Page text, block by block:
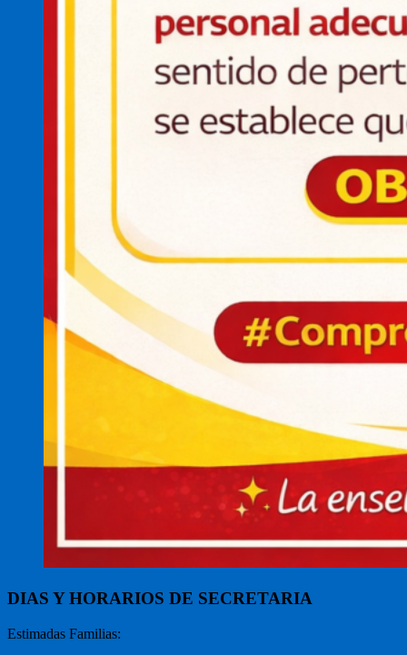
DIAS Y HORARIOS DE SECRETARIA
Estimadas Familias: